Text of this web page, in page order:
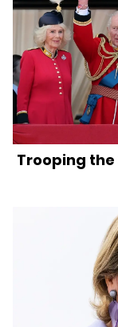
Trooping the